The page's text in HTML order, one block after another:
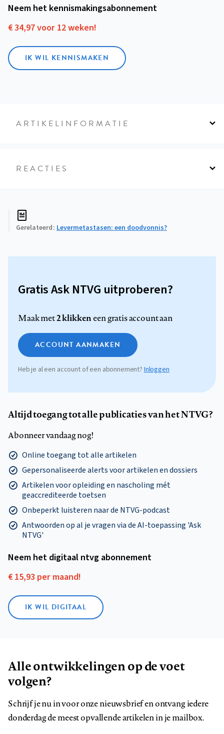
Neem het kennismakings­abonnement
€ 34,97 voor 12 weken!
IK WIL KENNISMAKEN
ARTIKELINFORMATIE
REACTIES
Gerelateerd Levermetastasen: een doodvonnis?
Gratis Ask NTVG uitproberen?
Maak met2 klikkeneen gratis account aan
ACCOUNT AANMAKEN
Heb je al een account of een abonnement? Inloggen
Altijd toegang tot alle publicaties van het NTVG?
Abonneer vandaag nog!
Online toegang tot alle artikelen
Gepersonaliseerde alerts voor artikelen en dossiers
Artikelen voor opleiding en nascholing mét
geaccrediteerde toetsen
Onbeperkt luisteren naar de NTVG-podcast
Antwoorden op al je vragen via de AI-toepassing 'Ask
NTVG'
Neem het digitaal ntvg abonnement
€ 15,93 per maand!
IK WIL DIGITAAL
Alle ontwikkelingen op de voet
volgen?
Schrijf je nu in voor onze nieuwsbrief en ontvang iedere
donderdag de meest opvallende artikelen in je mailbox.